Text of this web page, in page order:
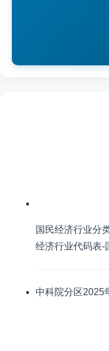
国民经济行业分
经济行业代码表-
中科院分区2025